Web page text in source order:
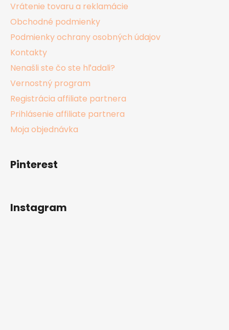
Vrátenie tovaru a reklamácie
Obchodné podmienky
Podmienky ochrany osobných údajov
Kontakty
Nenašli ste čo ste hľadali?
Vernostný program
Registrácia affiliate partnera
Prihlásenie affiliate partnera
Moja objednávka
Pinterest
Instagram